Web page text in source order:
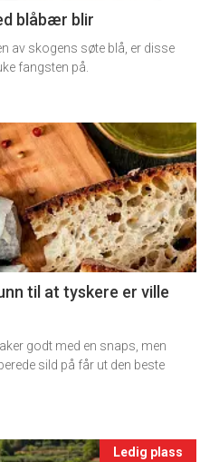
blåbær blir
av skogens søte blå, er disse
fangsten på.
til at tyskere er ville
godt med en snaps, men
sild på får ut den beste
Ledig plass